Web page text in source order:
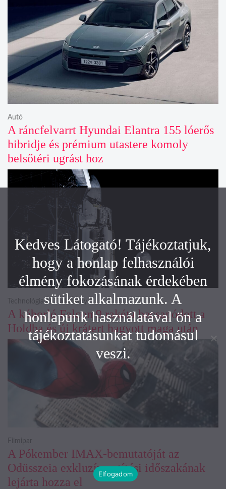
A ráncfelvarrt Hyundai Elantra 155 lóerős
hibridje és prémium utastere komoly
belsőtéri ugrást hoz
Autó
A kóborló Falcon 9 rakéta becsapódott a
Holdba és új krátert hagyott maga után
Technológia és Tudomány
A Pókember IMAX-bemutatóját az
Odüsszeia exkluzív vetítési időszakának
lejárta hozza el
Filmipar
Kedves Látogató! Tájékoztatjuk,
hogy a honlap felhasználói
élmény fokozásának érdekében
sütiket alkalmazunk. A
honlapunk használatával ön a
tájékoztatásunkat tudomásul
veszi.
Elfogadom